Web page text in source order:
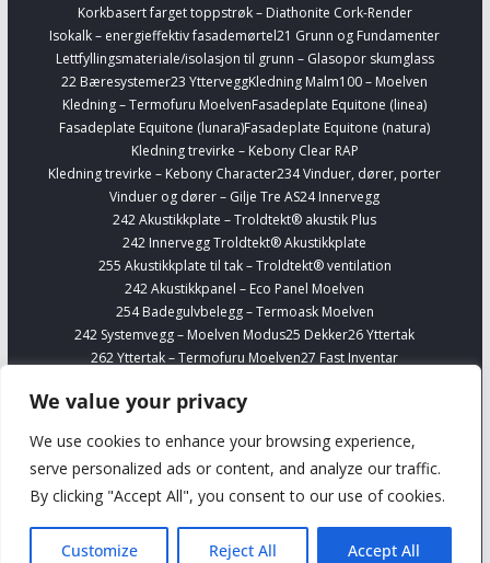
We value your privacy
We use cookies to enhance your browsing experience,
serve personalized ads or content, and analyze our traffic.
By clicking "Accept All", you consent to our use of cookies.
Customize Reject All Accept All
Korkbasert farget toppstrøk – Diathonite Cork-Render
Isokalk – energieffektiv fasademørtel21 Grunn og Fundamenter
Lettfyllingsmateriale/isolasjon til grunn – Glasopor skumglass
22 Bæresystemer23 YtterveggKledning Malm100 – Moelven
Kledning – Termofuru MoelvenFasadeplate Equitone (linea)
Fasadeplate Equitone (lunara)Fasadeplate Equitone (natura)
Kledning trevirke – Kebony Clear RAP
Kledning trevirke – Kebony Character234 Vinduer, dører, porter
Vinduer og dører – Gilje Tre AS24 Innervegg
242 Akustikkplate – Troldtekt® akustik Plus
242 Innervegg Troldtekt® Akustikkplate
255 Akustikkplate til tak – Troldtekt® ventilation
242 Akustikkpanel – Eco Panel Moelven
254 Badegulvbelegg – Termoask Moelven
242 Systemvegg – Moelven Modus25 Dekker26 Yttertak
262 Yttertak – Termofuru Moelven27 Fast Inventar
254 Gulvbelegg Forbo Marmoleum Banevare
Silisium bronse og prefittings – Viega
Komplett rustfritt stålrørsystem til drikkevannsintallasjoner – 1.4401
Viega
– 1.4521 Viega